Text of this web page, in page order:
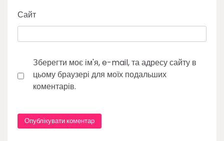
Сайт
Зберегти моє ім'я, e-mail, та адресу сайту в
цьому браузері для моїх подальших
коментарів.